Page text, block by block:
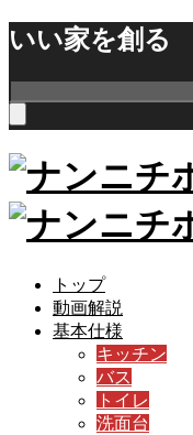
いい家を創る
トップ
動画解説
基本仕様
キッチン
バス
トイレ
洗面台